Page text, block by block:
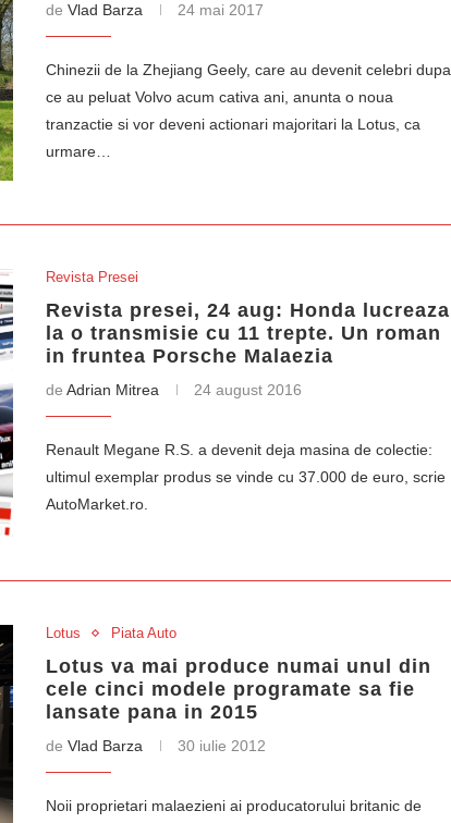
de Vlad Barza 24 mai 2017
Chinezii de la Zhejiang Geely, care au devenit celebri dupa
ce au peluat Volvo acum cativa ani, anunta o noua
tranzactie si vor deveni actionari majoritari la Lotus, ca
urmare…
Revista Presei
Revista presei, 24 aug: Honda lucreaza
la o transmisie cu 11 trepte. Un roman
in fruntea Porsche Malaezia
de Adrian Mitrea 24 august 2016
Renault Megane R.S. a devenit deja masina de colectie:
ultimul exemplar produs se vinde cu 37.000 de euro, scrie
AutoMarket.ro.
Lotus Piata Auto
Lotus va mai produce numai unul din
cele cinci modele programate sa fie
lansate pana in 2015
de Vlad Barza 30 iulie 2012
Noii proprietari malaezieni ai producatorului britanic de